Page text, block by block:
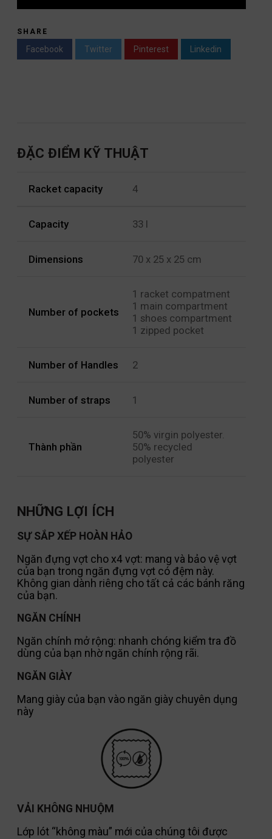
SHARE
Facebook Twitter Pinterest Linkedin
ĐẶC ĐIỂM KỸ THUẬT
Racket capacity 4
Capacity 33 l
Dimensions 70 x 25 x 25 cm
Number of pockets
1 racket compatment
1 main compartment
1 shoes compartment
1 zipped pocket
Number of Handles 2
Number of straps 1
Thành phần
50% virgin polyester.
50% recycled
polyester
NHỮNG LỢI ÍCH
SỰ SẮP XẾP HOÀN HẢO
Ngăn đựng vợt cho x4 vợt: mang và bảo vệ vợt
của bạn trong ngăn đựng vợt có đệm này.
Không gian dành riêng cho tất cả các bánh răng
của bạn.
NGĂN CHÍNH
Ngăn chính mở rộng: nhanh chóng kiểm tra đồ
dùng của bạn nhờ ngăn chính rộng rãi.
NGĂN GIÀY
Mang giày của bạn vào ngăn giày chuyên dụng
này
VẢI KHÔNG NHUỘM
Lớp lót “không màu” mới của chúng tôi được